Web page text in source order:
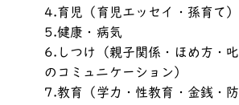
4.育児（育児エッセイ・孫育て）
5.健康・病気
6.しつけ（親子関係・ほめ方・
のコミュニケーション）
7.教育（学力・性教育・金銭・防